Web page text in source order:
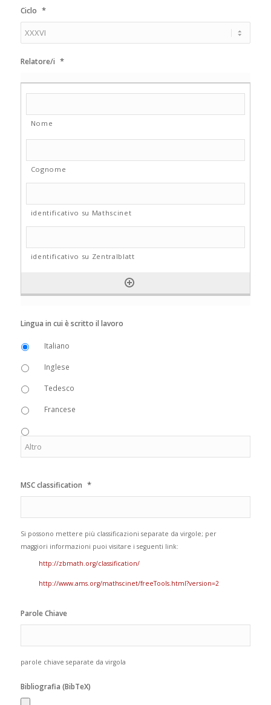
Ciclo *
Relatore/i *
Lingua in cui è scritto il lavoro
Italiano
Inglese
Tedesco
Francese
MSC classification *
Si possono mettere più classificazioni separate da virgole; per
maggiori informazioni puoi visitare i seguenti link:
http://zbmath.org/classification/
http://www.ams.org/mathscinet/freeTools.html?version=2
Parole Chiave
parole chiave separate da virgola
Bibliografia (BibTeX)